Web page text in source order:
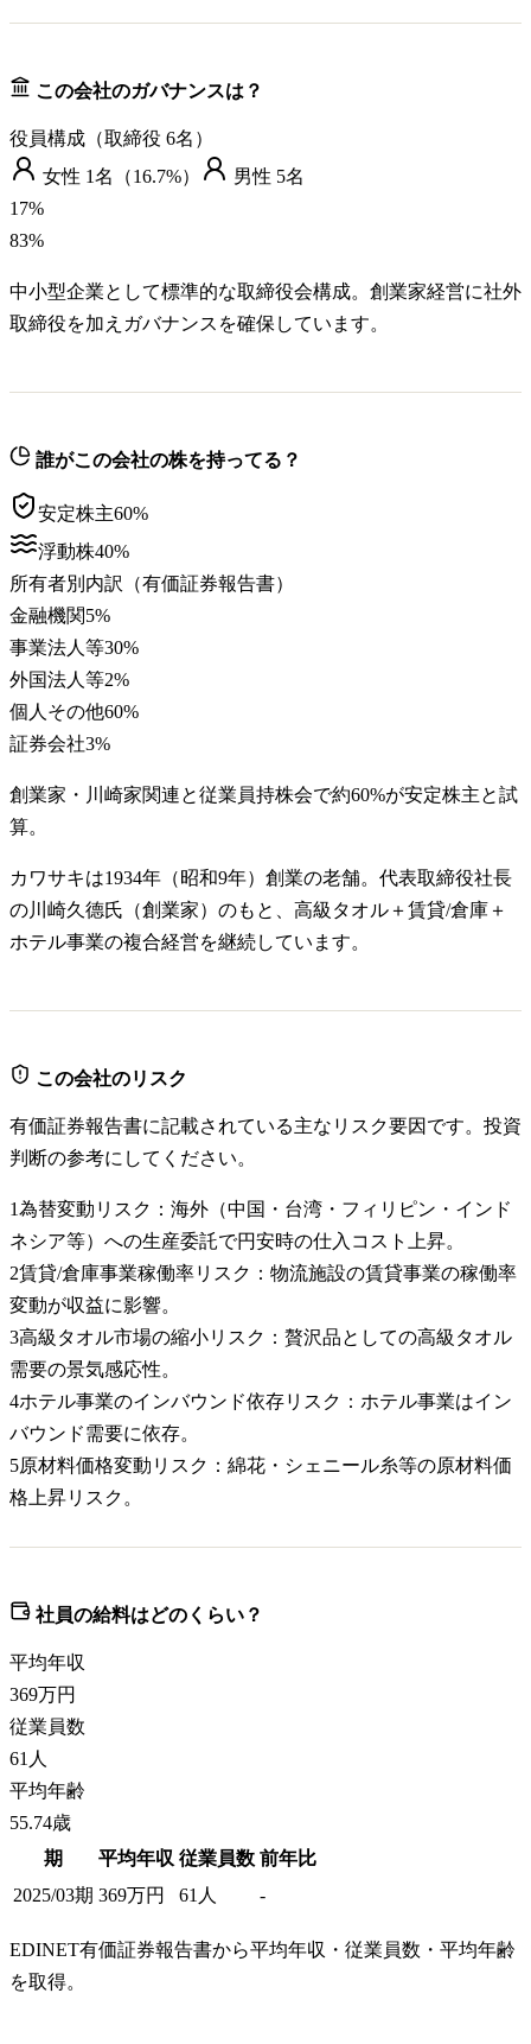
この会社のガバナンスは？
役員構成（取締役 6名）
女性 1名（16.7%） 男性 5名
17%
83%
中小型企業として標準的な取締役会構成。創業家経営に社外
取締役を加えガバナンスを確保しています。
誰がこの会社の株を持ってる？
安定株主60%
浮動株40%
所有者別内訳（有価証券報告書）
金融機関5%
事業法人等30%
外国法人等2%
個人その他60%
証券会社3%
創業家・川崎家関連と従業員持株会で約60%が安定株主と試
算。
カワサキは1934年（昭和9年）創業の老舗。代表取締役社長
の川崎久德氏（創業家）のもと、高級タオル＋賃貸/倉庫＋
ホテル事業の複合経営を継続しています。
この会社のリスク
有価証券報告書に記載されている主なリスク要因です。投資
判断の参考にしてください。
1為替変動リスク：海外（中国・台湾・フィリピン・インド
ネシア等）への生産委託で円安時の仕入コスト上昇。
2賃貸/倉庫事業稼働率リスク：物流施設の賃貸事業の稼働率
変動が収益に影響。
3高級タオル市場の縮小リスク：贅沢品としての高級タオル
需要の景気感応性。
4ホテル事業のインバウンド依存リスク：ホテル事業はイン
バウンド需要に依存。
5原材料価格変動リスク：綿花・シェニール糸等の原材料価
格上昇リスク。
社員の給料はどのくらい？
平均年収
369万円
従業員数
61 人
平均年齢
55.74歳
期
平均年収 従業員数 前年比
2025/03期 369万円 61 人 -
EDINET有価証券報告書から平均年収・従業員数・平均年齢
を取得。